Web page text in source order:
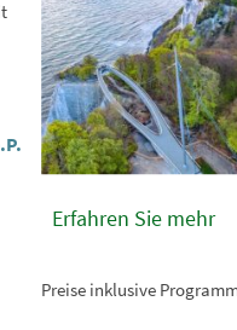
Erfahren Sie mehr
Preise inklusive